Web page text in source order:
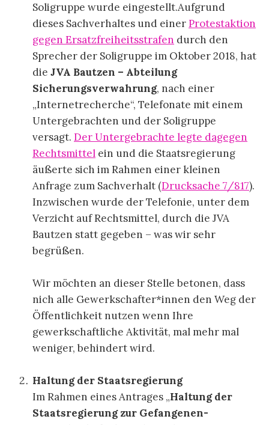
Soligruppe wurde eingestellt.Aufgrund
dieses Sachverhaltes und einerProtestaktion
gegen Ersatzfreiheitsstrafen durch den
Sprecher der Soligruppe im Oktober 2018, hat
die JVA Bautzen – Abteilung
Sicherungsverwahrung, nach einer
„Internetrecherche“, Telefonate mit einem
Untergebrachten und der Soligruppe
versagt. Der Untergebrachte legte dagegen
Rechtsmittel ein und die Staatsregierung
äußerte sich im Rahmen einer kleinen
Anfrage zum Sachverhalt (Drucksache 7/817).
Inzwischen wurde der Telefonie, unter dem
Verzicht auf Rechtsmittel, durch die JVA
Bautzen statt gegeben – was wir sehr
begrüßen.
Wir möchten an dieser Stelle betonen, dass
nich alle Gewerkschafter*innen den Weg der
Öffentlichkeit nutzen wenn Ihre
gewerkschaftliche Aktivität, mal mehr mal
weniger, behindert wird.
Haltung der Staatsregierung
Im Rahmen eines Antrages „Haltung der
Staatsregierung zur Gefangenen-